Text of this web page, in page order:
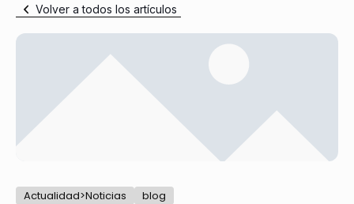
Volver a todos los artículos
Actualidad>Noticias blog